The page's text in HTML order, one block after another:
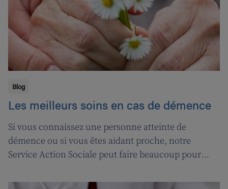
Blog
Les meilleurs soins en cas de démence
Si vous connaissez une personne atteinte de
démence ou si vous êtes aidant proche, notre
Service Action Sociale peut faire beaucoup pour
qu'elle établit un plan de soins pour Jossé et